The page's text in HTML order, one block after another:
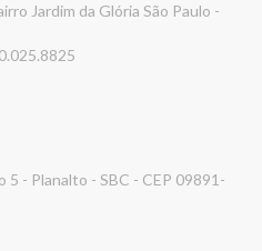
Jardim da Glória São Paulo -
5 - Planalto - SBC - CEP 09891-